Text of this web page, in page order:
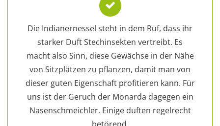
Die Indianernessel steht in dem Ruf, dass ihr
starker Duft Stechinsekten vertreibt. Es
macht also Sinn, diese Gewächse in der Nähe
von Sitzplätzen zu pflanzen, damit man von
dieser guten Eigenschaft profitieren kann. Für
uns ist der Geruch der Monarda dagegen ein
Nasenschmeichler. Einige duften regelrecht